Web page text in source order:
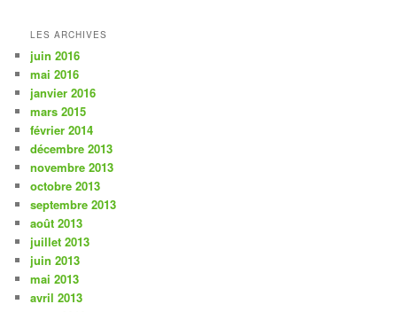
LES ARCHIVES
juin 2016
mai 2016
janvier 2016
mars 2015
février 2014
décembre 2013
novembre 2013
octobre 2013
septembre 2013
août 2013
juillet 2013
juin 2013
mai 2013
avril 2013